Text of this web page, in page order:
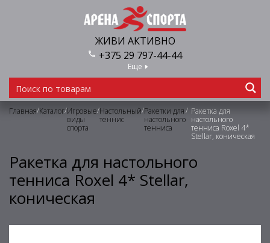
ЖИВИ АКТИВНО
+375 29 797-44-44
Еще
Главная/Каталог/Игровые
виды
спорта
/Настольный
теннис
/Ракетки для
настольного
тенниса
/ Ракетка для
настольного
тенниса Roxel 4*
Stellar, коническая
Ракетка для настольного
тенниса Roxel 4* Stellar,
коническая